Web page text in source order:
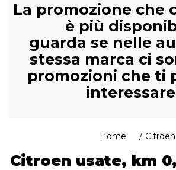
La promozione che
è più
guarda se nelle
stessa marca ci
promozioni che ti
Home Citroen
Citroen usate, km